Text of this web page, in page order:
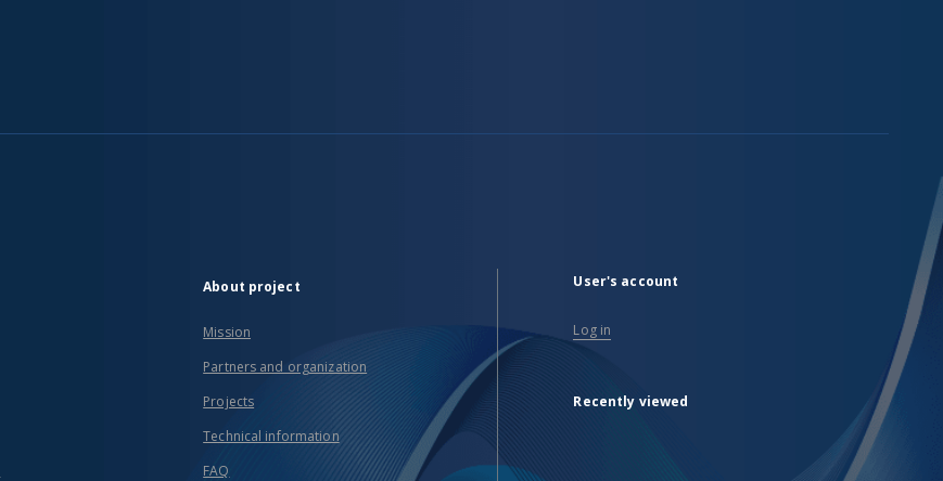
About project
Mission
Partners and organization
Projects
Technical information
FAQ
User's account
Log in
Recently viewed